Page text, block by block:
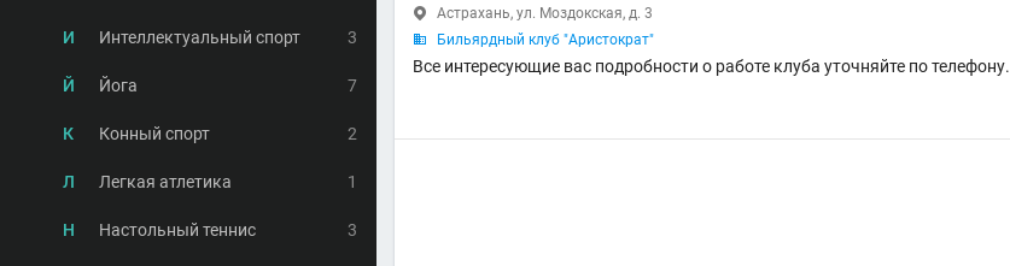
И Интеллектуальный спорт 3
Й Йога 7
К Конный спорт 2
Л Легкая атлетика 1
Н Настольный теннис 3
 Астрахань, ул. Моздокская, д. 3
 Бильярдный клуб "Аристократ"
Все интересующие вас подробности о работе клуба уточняйте по телефону.